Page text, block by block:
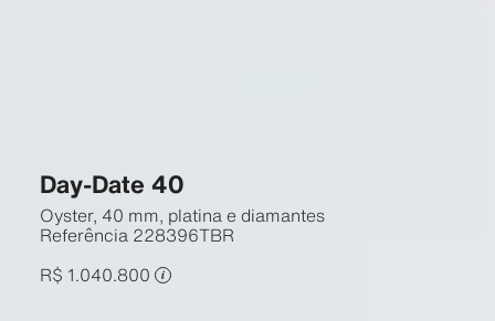
Day-Date 40
Oyster, 40 mm, platina e diamantes
Referência 228396TBR
R$ 1.040.800